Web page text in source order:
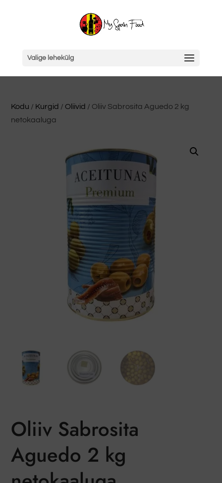
Valige lehekülg
Kodu / Kurgid /Oliivid / Oliiv Sabrosita Aguedo 2 kg
netokaaluga
Oliiv Sabrosita
Aguedo 2 kg